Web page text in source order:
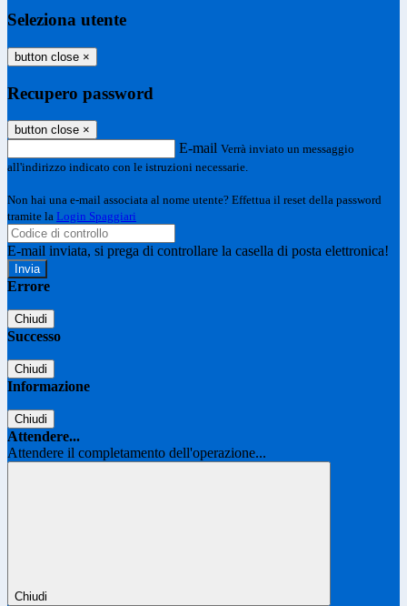
Seleziona utente
button close ×
Recupero password
button close ×
E-mail Verrà inviato un messaggio
all'indirizzo indicato con le istruzioni necessarie.
Non hai una e-mail associata al nome utente? Effettua il reset della password
tramite la Login Spaggiari
E-mail inviata, si prega di controllare la casella di posta elettronica!
Errore
Chiudi
Successo
Chiudi
Informazione
Chiudi
Attendere...
Attendere il completamento dell'operazione...
Chiudi